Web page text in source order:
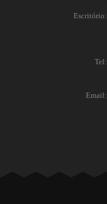
Escritório:
Tel:
Email: